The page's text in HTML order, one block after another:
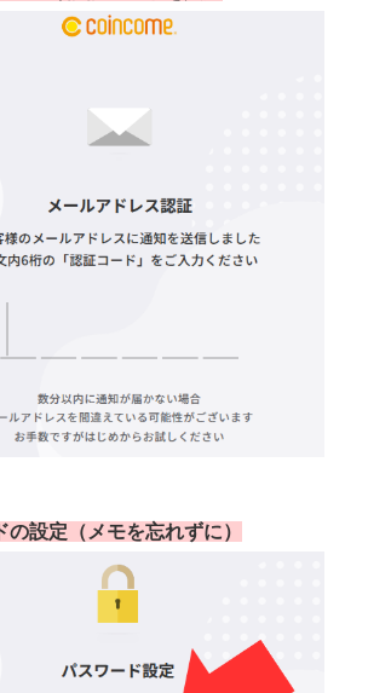
の設定（メモを忘れずに）